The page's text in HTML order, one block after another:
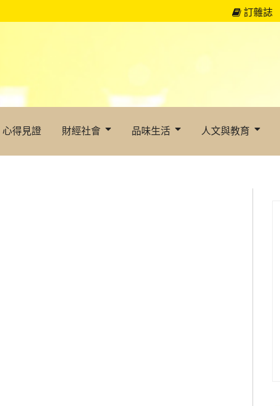
訂雜誌
心得見證 財經社會 品味生活 人文與教育